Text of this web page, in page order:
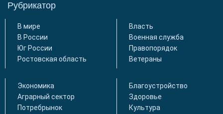
Рубрикатор
В мире
В России
Юг России
Ростовская область
Власть
Военная служба
Правопорядок
Ветераны
Экономика
Аграрный сектор
Потребрынок
Благоустройство
Здоровье
Культура